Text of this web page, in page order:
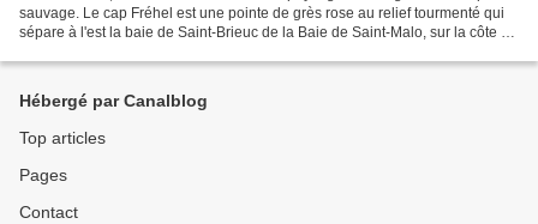
sauvage. Le cap Fréhel est une pointe de grès rose au relief tourmenté qui
sépare à l'est la baie de Saint-Brieuc de la Baie de Saint-Malo, sur la côte de
Hébergé par Canalblog
Top articles
Pages
Contact